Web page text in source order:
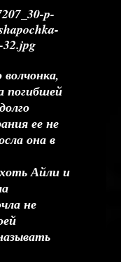
погибшей
ее не
она в
Айли и
не